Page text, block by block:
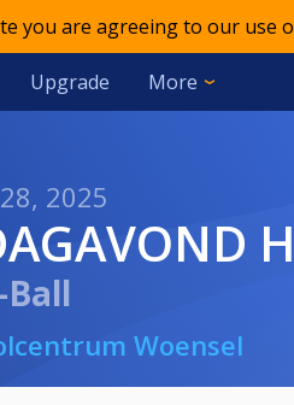
you are agreeing to our use
Upgrade More
2025
Ball
Woensel